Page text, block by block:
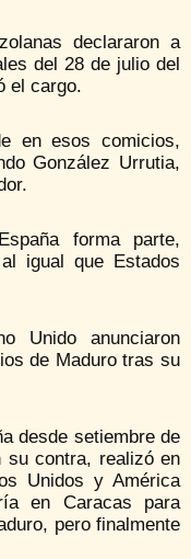
declararon a
del 28 de julio del
el cargo.
en esos comicios,
González Urrutia,
forma parte,
igual que Estados
Unido anunciaron
de Maduro tras su
desde setiembre de
su contra, realizó en
Unidos y América
en Caracas para
pero finalmente